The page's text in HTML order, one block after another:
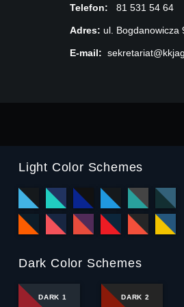
Telefon: 81 531 54 64
Adres: ul. Bogdanowicza
E-mail:
Light Color Schemes
Dark Color Schemes
DARK 1 DARK 2